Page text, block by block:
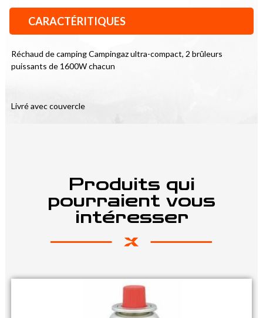
CARACTÉRITIQUES
Réchaud de camping Campingaz ultra-compact, 2 brûleurs
puissants de 1600W chacun
Livré avec couvercle
Produits qui
pourraient vous
intéresser